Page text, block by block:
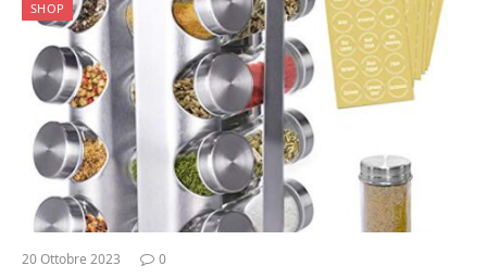
SHOP
20 Ottobre 2023 0